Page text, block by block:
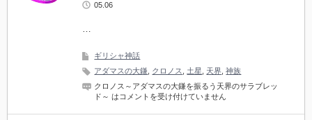
05.06
…
ギリシャ神話
アダマスの大鎌
クロノス 土星 天界 ,神族
クロノス～アダマスの大鎌を振るう天界のサラブレッ
ド～ は コメントを受け付けていません